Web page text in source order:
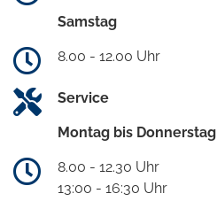
Samstag
8.00 - 12.00 Uhr
Service
Montag bis Donnerstag
8.00 - 12.30 Uhr
13:00 - 16:30 Uhr